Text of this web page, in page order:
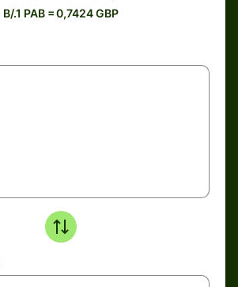
B/.1 PAB = 0,7424 GBP